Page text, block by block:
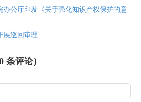
办公厅印发《关于强化知识产权保护的意
展巡回审理
0 条评论）